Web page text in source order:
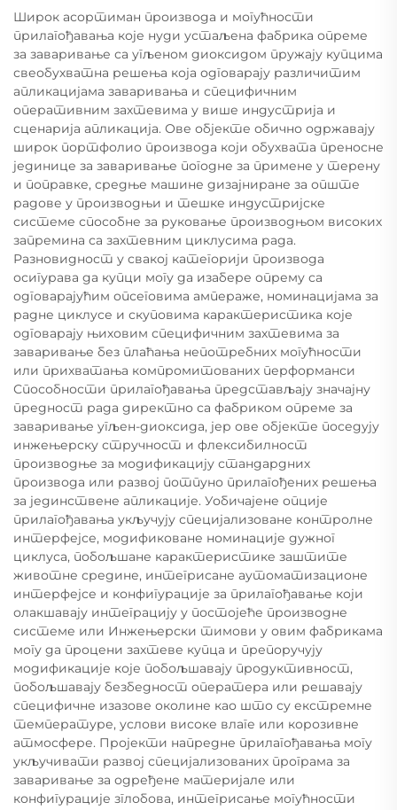
Широк асортиман производа и могућности
прилагођавања које нуди устаљена фабрика опреме
за заваривање са угљеном диоксидом пружају купцима
свеобухватна решења која одговарају различитим
апликацијама заваривања и специфичним
оперативним захтевима у више индустрија и
сценарија апликација. Ове објекте обично одржавају
широк портфолио производа који обухвата преносне
јединице за заваривање погодне за примене у терену
и поправке, средње машине дизајниране за опште
радове у производњи и тешке индустријске
системе способне за руковање производњом високих
запремина са захтевним циклусима рада.
Разновидност у свакој категорији производа
осигурава да купци могу да изабере опрему са
одговарајућим опсеговима ампераже, номинацијама за
радне циклусе и скуповима карактеристика које
одговарају њиховим специфичним захтевима за
заваривање без плаћања непотребних могућности
или прихватања компромитованих перформанси
Способности прилагођавања представљају значајну
предност рада директно са фабриком опреме за
заваривање угљен-диоксида, јер ове објекте поседују
инжењерску стручност и флексибилност
производње за модификацију стандардних
производа или развој потпуно прилагођених решења
за јединствене апликације. Уобичајене опције
прилагођавања укључују специјализоване контролне
интерфејсе, модификоване номинације дужног
циклуса, побољшане карактеристике заштите
животне средине, интегрисане аутоматизационе
интерфејсе и конфигурације за прилагођавање који
олакшавају интеграцију у постојеће производне
системе или Инжењерски тимови у овим фабрикама
могу да процени захтеве купца и препоручују
модификације које побољшавају продуктивност,
побољшавају безбедност оператера или решавају
специфичне изазове околине као што су екстремне
температуре, услови високе влаге или корозивне
атмосфере. Пројекти напредне прилагођавања могу
укључивати развој специјализованих програма за
заваривање за одређене материјале или
конфигурације зглобова, интегрисање могућности